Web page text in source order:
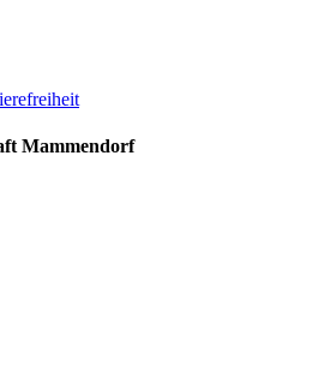
Mammendorf